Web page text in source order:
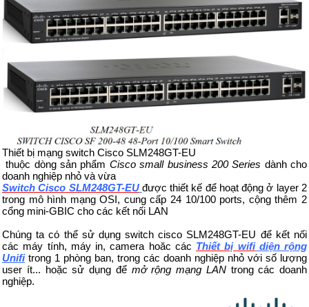
Thiết bị mạng switch Cisco SLM248GT-EU
thuộc dòng sản phẩm Cisco small business 200 Series dành cho
doanh nghiệp nhỏ và vừa
Switch Cisco SLM248GT-EU được thiết kế để hoạt động ở layer 2
trong mô hình mạng OSI, cung cấp 24 10/100 ports, cộng thêm 2
cổng mini-GBIC cho các kết nối LAN
Chúng ta có thể sử dụng switch cisco SLM248GT-EU để kết nối
các máy tính, máy in, camera hoăc các Thiết bị wifi diện rộng
Unifitrong 1 phòng ban, trong các doanh nghiệp nhỏ với số lượng
user ít... hoặc sử dụng để mở rộng mạng LANtrong các doanh
nghiệp.